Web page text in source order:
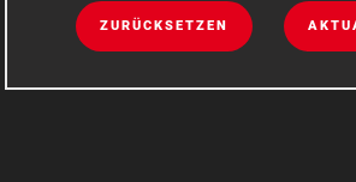
ZURÜCKSETZEN